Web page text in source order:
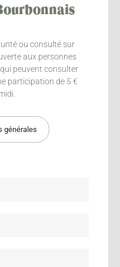
ou consulté sur
aux personnes
peuvent consulter
participation de 5 €
générales